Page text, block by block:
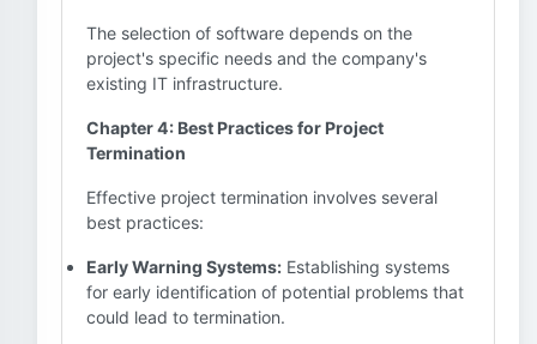
The selection of software depends on the
project's specific needs and the company's
existing IT infrastructure.
Chapter 4: Best Practices for Project
Termination
Effective project termination involves several
best practices:
Early Warning Systems: Establishing systems
for early identification of potential problems that
could lead to termination.